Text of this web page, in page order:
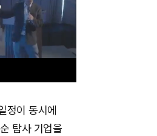
정이 동시에
탐사 기업을